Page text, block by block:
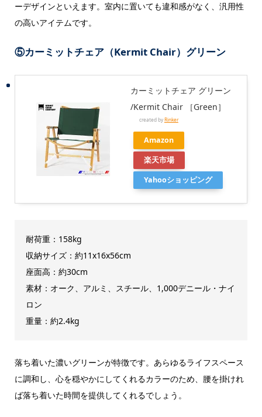
ーデザインといえます。室内に置いても違和感がなく、汎用性
の高いアイテムです。
⑤カーミットチェア（Kermit Chair）グリーン
カーミットチェア グリーン
/Kermit Chair ［Green］
created byRinker
Amazon
楽天市場
Yahooショッピング
耐荷重：158kg
収納サイズ：約11x16x56cm
座面高：約30cm
素材：オーク、アルミ、スチール、1,000デニール・ナイ
ロン
重量：約2.4kg
落ち着いた濃いグリーンが特徴です。あらゆるライフスペース
に調和し、心を穏やかにしてくれるカラーのため、腰を掛けれ
ば落ち着いた時間を提供してくれるでしょう。